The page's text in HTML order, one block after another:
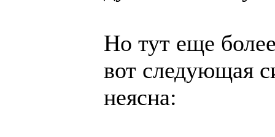
Но тут еще
вот следующая
неясна: